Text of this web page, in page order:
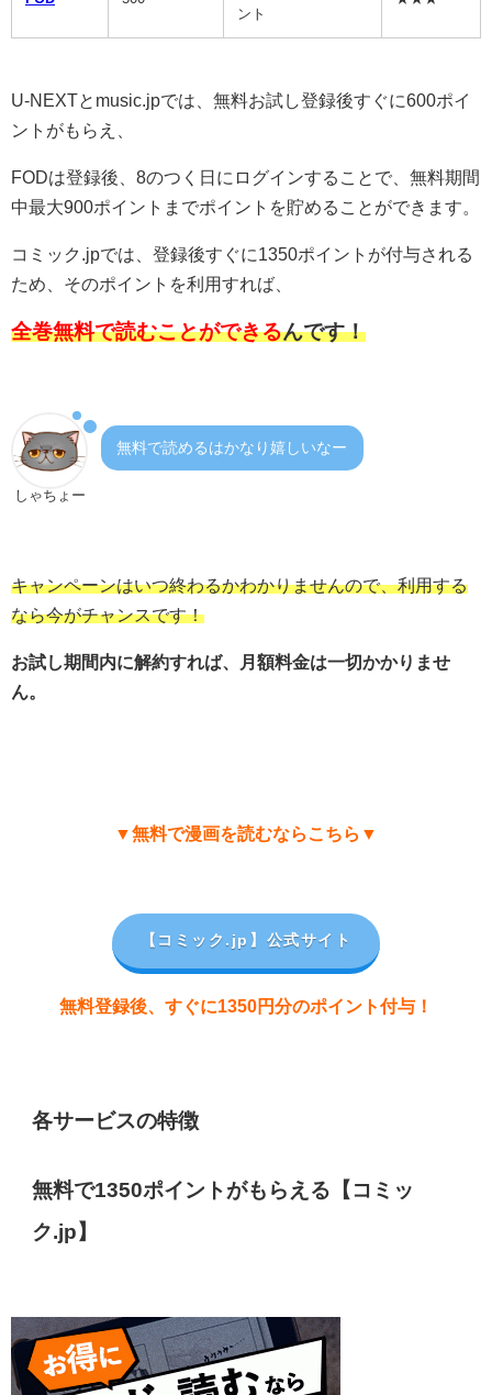
ント
U-NEXTとmusic.jpでは、無料お試し登録後すぐに600ポイ
ントがもらえ、
FODは登録後、8のつく日にログインすることで、無料期間
中最大900ポイントまでポイントを貯めることができます。
コミック.jpでは、登録後すぐに1350ポイントが付与される
ため、そのポイントを利用すれば、
全巻無料で読むことができるんです！
しゃちょー
無料で読めるはかなり嬉しいなー
キャンペーンはいつ終わるかわかりませんので、利用する
なら今がチャンスです！
お試し期間内に解約すれば、月額料金は一切かかりませ
ん。
▼無料で漫画を読むならこちら▼
【コミック.jp 】公式サイト
無料登録後、すぐに1350円分のポイント付与！
各サービスの特徴
無料で1350ポイントがもらえる【コミッ
ク.jp】